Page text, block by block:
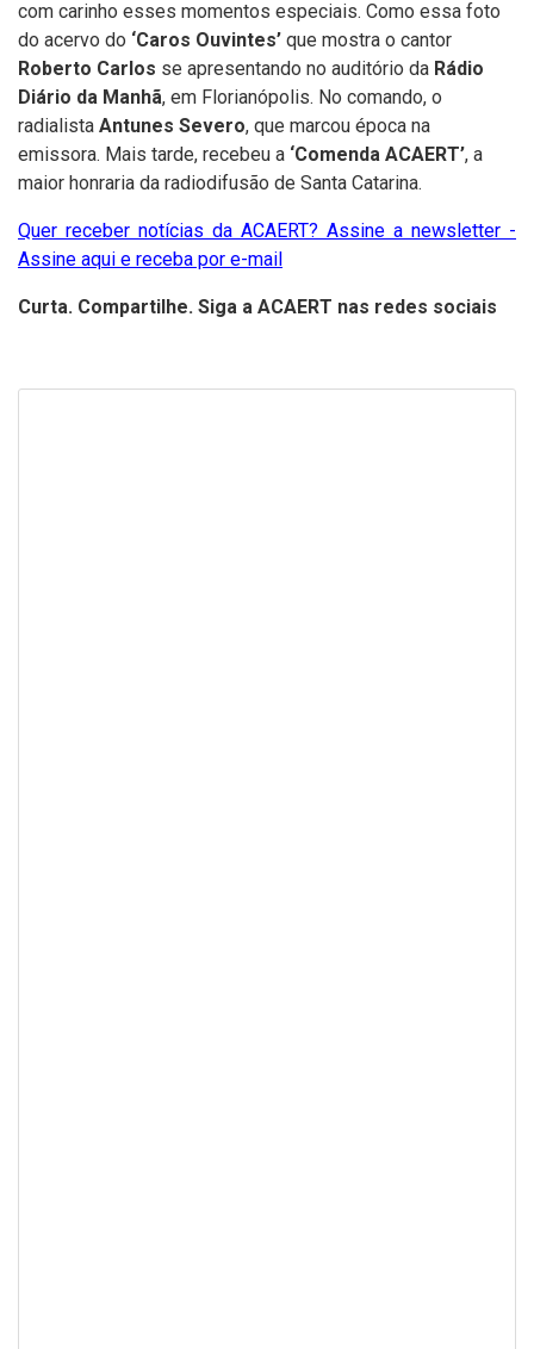
com carinho esses momentos especiais. Como essa foto
do acervo do ‘Caros Ouvintes’ que mostra o cantor
Roberto Carlos se apresentando no auditório da Rádio
Diário da Manhã, em Florianópolis. No comando, o
radialista Antunes Severo, que marcou época na
emissora. Mais tarde, recebeu a ‘Comenda ACAERT’, a
maior honraria da radiodifusão de Santa Catarina.
Quer receber notícias da ACAERT? Assine a newsletter -
Assine aqui e receba por e-mail
Curta. Compartilhe. Siga a ACAERT nas redes sociais